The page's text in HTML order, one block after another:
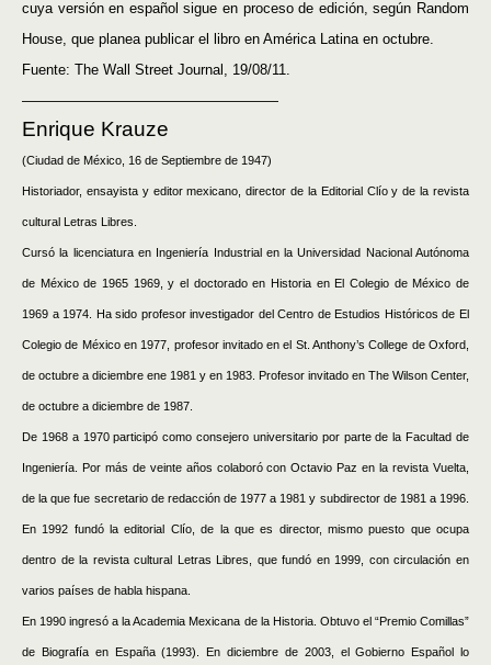
cuya versión en español sigue en proceso de edición, según Random
House, que planea publicar el libro en América Latina en octubre.
Fuente: The Wall Street Journal, 19/08/11.
——————————————————
Enrique Krauze
(Ciudad de México, 16 de Septiembre de 1947)
Historiador, ensayista y editor mexicano, director de la Editorial Clío y de la revista
cultural Letras Libres.
Cursó la licenciatura en Ingeniería Industrial en la Universidad Nacional Autónoma
de México de 1965 1969, y el doctorado en Historia en El Colegio de México de
1969 a 1974. Ha sido profesor investigador del Centro de Estudios Históricos de El
Colegio de México en 1977, profesor invitado en el St. Anthony’s College de Oxford,
de octubre a diciembre ene 1981 y en 1983. Profesor invitado en The Wilson Center,
de octubre a diciembre de 1987.
De 1968 a 1970 participó como consejero universitario por parte de la Facultad de
Ingeniería. Por más de veinte años colaboró con Octavio Paz en la revista Vuelta,
de la que fue secretario de redacción de 1977 a 1981 y subdirector de 1981 a 1996.
En 1992 fundó la editorial Clío, de la que es director, mismo puesto que ocupa
dentro de la revista cultural Letras Libres, que fundó en 1999, con circulación en
varios países de habla hispana.
En 1990 ingresó a la Academia Mexicana de la Historia. Obtuvo el “Premio Comillas”
de Biografía en España (1993). En diciembre de 2003, el Gobierno Español lo